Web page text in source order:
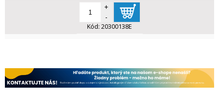
+
-
Kód: 20300138E